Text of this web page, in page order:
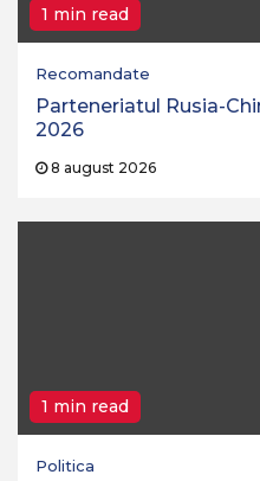
1 min read
Recomandate
Parteneriatul Rusia-
2026
8 august 2026
1 min read
Politica